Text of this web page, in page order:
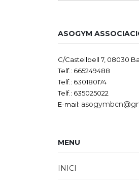
ASOGYM
C/Castellbell 7, 08030
Telf.: 665249488
Telf.: 630180174
Telf.: 635025022
E-mail:
MENU
INICI